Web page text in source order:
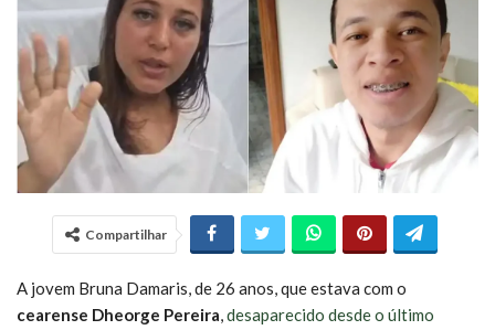
Compartilhar
A jovem Bruna Damaris, de 26 anos, que estava com o
cearense Dheorge Pereira,desaparecido desde o último